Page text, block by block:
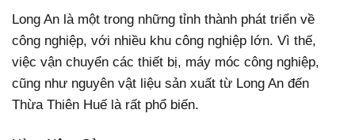
Long An là một trong những tỉnh thành phát triển về
công nghiệp, với nhiều khu công nghiệp lớn. Vì thế,
việc vận chuyển các thiết bị, máy móc công nghiệp,
cũng như nguyên vật liệu sản xuất từ Long An đến
Thừa Thiên Huế là rất phổ biến.